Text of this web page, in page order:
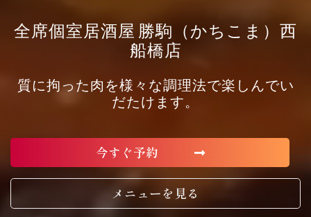
全席個室居酒屋 勝駒（かちこま）西
船橋店
質に拘った肉を様々な調理法で楽しんでい
だたけます。
今すぐ予約
メニューを見る